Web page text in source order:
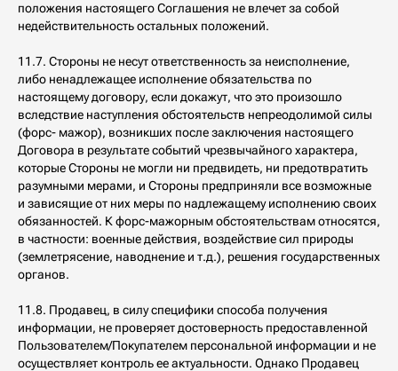
положения настоящего Соглашения не влечет за собой
недействительность остальных положений.
11.7. Стороны не несут ответственность за неисполнение,
либо ненадлежащее исполнение обязательства по
настоящему договору, если докажут, что это произошло
вследствие наступления обстоятельств непреодолимой силы
(форс- мажор), возникших после заключения настоящего
Договора в результате событий чрезвычайного характера,
которые Стороны не могли ни предвидеть, ни предотвратить
разумными мерами, и Стороны предприняли все возможные
и зависящие от них меры по надлежащему исполнению своих
обязанностей. К форс-мажорным обстоятельствам относятся,
в частности: военные действия, воздействие сил природы
(землетрясение, наводнение и т.д.), решения государственных
органов.
11.8. Продавец, в силу специфики способа получения
информации, не проверяет достоверность предоставленной
Пользователем/Покупателем персональной информации и не
осуществляет контроль ее актуальности. Однако Продавец